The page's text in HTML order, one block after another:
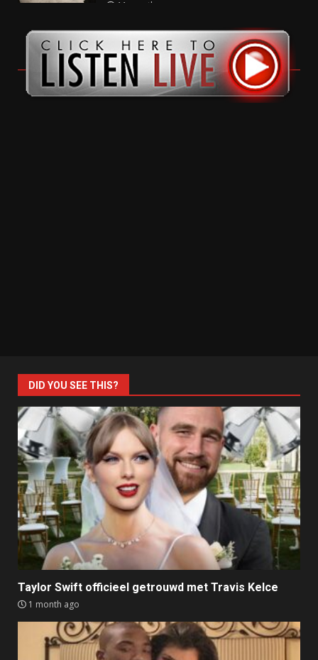
11 months ago
DID YOU SEE THIS?
Taylor Swift officieel getrouwd met Travis Kelce
1 month ago